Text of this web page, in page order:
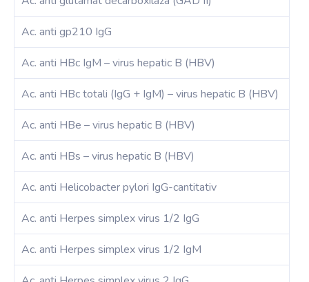
Ac. anti gp210 IgG
Ac. anti HBc IgM – virus hepatic B (HBV)
Ac. anti HBc totali (IgG + IgM) – virus hepatic B (HBV)
Ac. anti HBe – virus hepatic B (HBV)
Ac. anti HBs – virus hepatic B (HBV)
Ac. anti Helicobacter pylori IgG-cantitativ
Ac. anti Herpes simplex virus 1/2 IgG
Ac. anti Herpes simplex virus 1/2 IgM